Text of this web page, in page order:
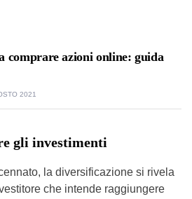
comprare azioni online: guida
2021
gli investimenti
la diversificazione si rivela
che intende raggiungere